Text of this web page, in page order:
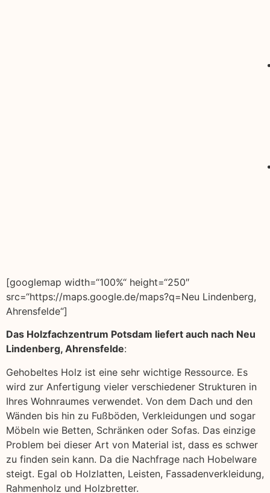
[googlemap width=“100%“ height=“250″
src=“https://maps.google.de/maps?q=Neu Lindenberg,
Ahrensfelde“]
Das Holzfachzentrum Potsdam liefert auch nach Neu
Lindenberg, Ahrensfelde:
Gehobeltes Holz ist eine sehr wichtige Ressource. Es
wird zur Anfertigung vieler verschiedener Strukturen in
Ihres Wohnraumes verwendet. Von dem Dach und den
Wänden bis hin zu Fußböden, Verkleidungen und sogar
Möbeln wie Betten, Schränken oder Sofas. Das einzige
Problem bei dieser Art von Material ist, dass es schwer
zu finden sein kann. Da die Nachfrage nach Hobelware
steigt. Egal ob Holzlatten, Leisten, Fassadenverkleidung,
Rahmenholz und Holzbretter.